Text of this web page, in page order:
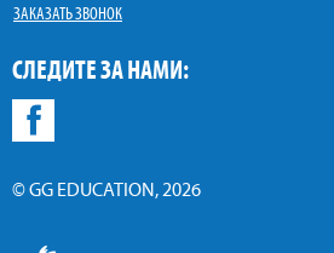
ЗАКАЗАТЬ ЗВОНОК
СЛЕДИТЕ ЗА НАМИ:
© GG EDUCATION, 2026